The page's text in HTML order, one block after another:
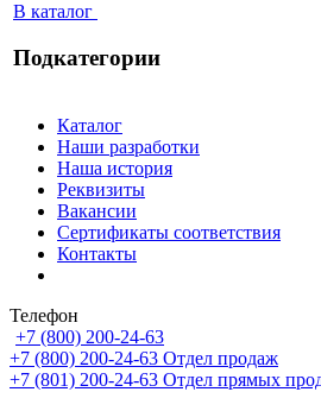
В каталог
Подкатегории
Каталог
Наши разработки
Наша история
Реквизиты
Вакансии
Сертификаты соответствия
Контакты
Телефон
+7 (800) 200-24-63
+7 (800) 200-24-63 Отдел продаж
+7 (801) 200-24-63 Отдел прямых